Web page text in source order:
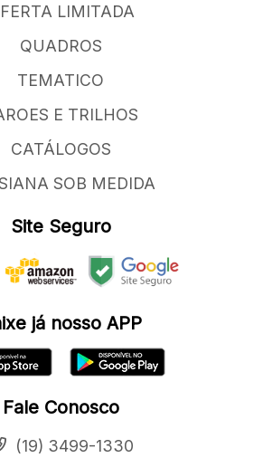
LIMITADA
QUADROS
TEMATICO
E TRILHOS
CATÁLOGOS
SOB MEDIDA
Site Seguro
já nosso APP
Fale Conosco
(19) 3499-1330